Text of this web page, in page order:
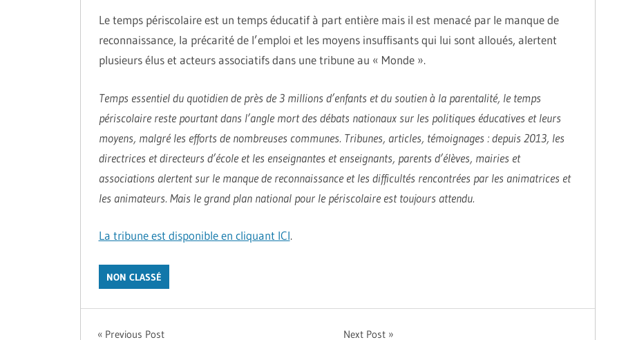
Le temps périscolaire est un temps éducatif à part entière mais il est menacé par le manque de
reconnaissance, la précarité de l’emploi et les moyens insuffisants qui lui sont alloués, alertent
plusieurs élus et acteurs associatifs dans une tribune au « Monde ».
Temps essentiel du quotidien de près de 3 millions d’enfants et du soutien à la parentalité, le temps
périscolaire reste pourtant dans l’angle mort des débats nationaux sur les politiques éducatives et leurs
moyens, malgré les efforts de nombreuses communes. Tribunes, articles, témoignages : depuis 2013, les
directrices et directeurs d’école et les enseignantes et enseignants, parents d’élèves, mairies et
associations alertent sur le manque de reconnaissance et les difficultés rencontrées par les animatrices et
les animateurs. Mais le grand plan national pour le périscolaire est toujours attendu.
La tribune est disponible en cliquant ICI.
NON CLASSÉ
Previous Post Next Post